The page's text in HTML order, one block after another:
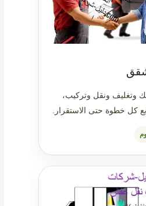
وتغليف ونقل وتركيب،
كل خطوة حتى الاستقرار.